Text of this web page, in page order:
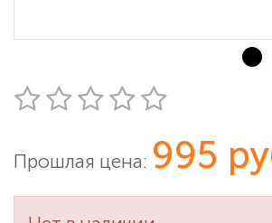
Прошлая цена: 995